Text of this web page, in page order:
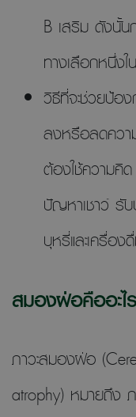
B เสริม ดังนั้น
ทางเลือกหนึ่ง
วิธีที่จะช่วยป้อ
ลงหรือลดควา
ต้องใช้ความคิ
ปัญหาเชาว์ รั
บุหรี่และเครื่อ
สมองฝ่อคืออะไร
ภาวะสมองฝ่อ
atrophy) หมายถึง